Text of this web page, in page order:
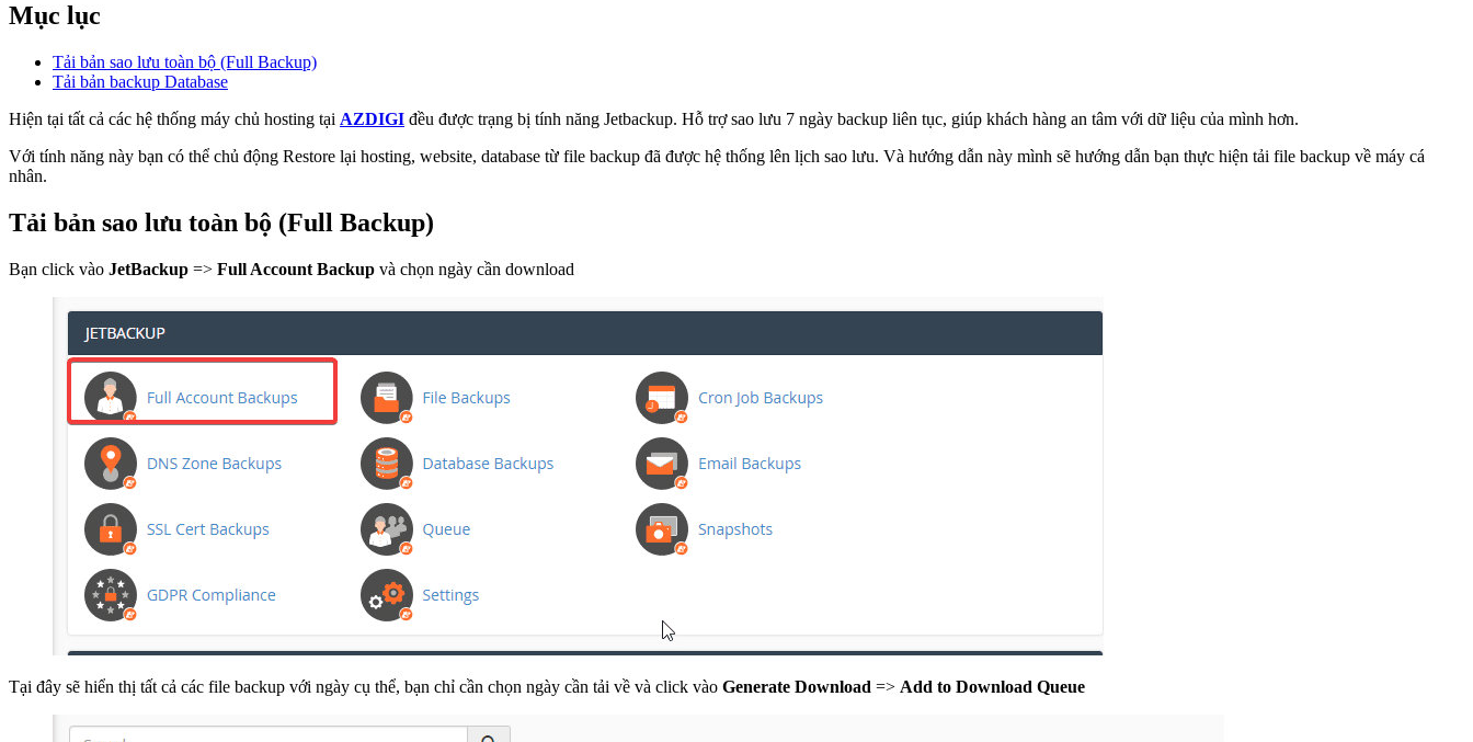
Mục lục
Tải bản sao lưu toàn bộ (Full Backup)
Tải bản backup Database
Hiện tại tất cả các hệ thống máy chủ hosting tại AZDIGI đều được trạng bị tính năng Jetbackup. Hỗ trợ sao lưu 7 ngày backup liên tục, giúp khách hàng an tâm với dữ liệu của mình hơn.
Với tính năng này bạn có thể chủ động Restore lại hosting, website, database từ file backup đã được hệ thống lên lịch sao lưu. Và hướng dẫn này mình sẽ hướng dẫn bạn thực hiện tải file backup về máy cá
nhân.
Tải bản sao lưu toàn bộ (Full Backup)
Bạn click vào JetBackup => Full Account Backup và chọn ngày cần download
Tại đây sẽ hiển thị tất cả các file backup với ngày cụ thể, bạn chỉ cần chọn ngày cần tải về và click vào Generate Download => Add to Download Queue